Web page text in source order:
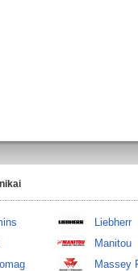
Liebherr
Manitou
Massey